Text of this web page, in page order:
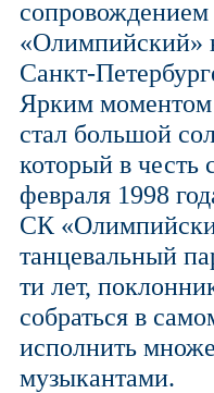
«Олимпийский»
Санкт-
Ярким моментом
стал большой
который в честь
февраля 1998
СК
танцевальный
ти лет,
собраться в
исполнить
музыкантами.